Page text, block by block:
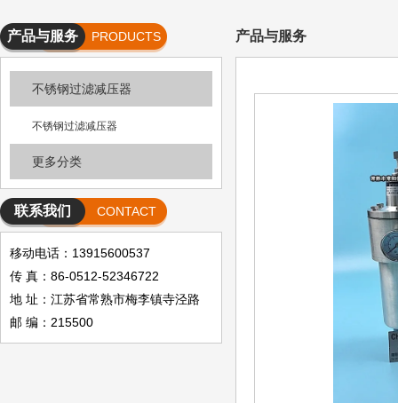
产品与服务
PRODUCTS
SERVICES
不锈钢过滤减压器
不锈钢过滤减压器
更多分类
联系我们 CONTACT
移动电话：13915600537
传 真：86-0512-52346722
地 址：江苏省常熟市梅李镇寺泾路
邮 编：215500
产品与服务